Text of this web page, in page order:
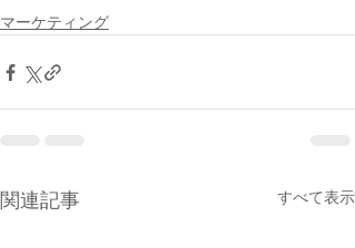
マーケティング
関連記事 すべて表示